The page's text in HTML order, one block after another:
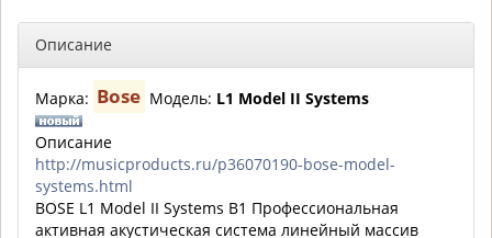
Описание
Марка: Bose Модель: L1 Model II Systems
Описание
http://musicproducts.ru/p36070190-bose-model-
systems.html
BOSE L1 Model II Systems B1 Профессиональная
активная акустическая система линейный массив